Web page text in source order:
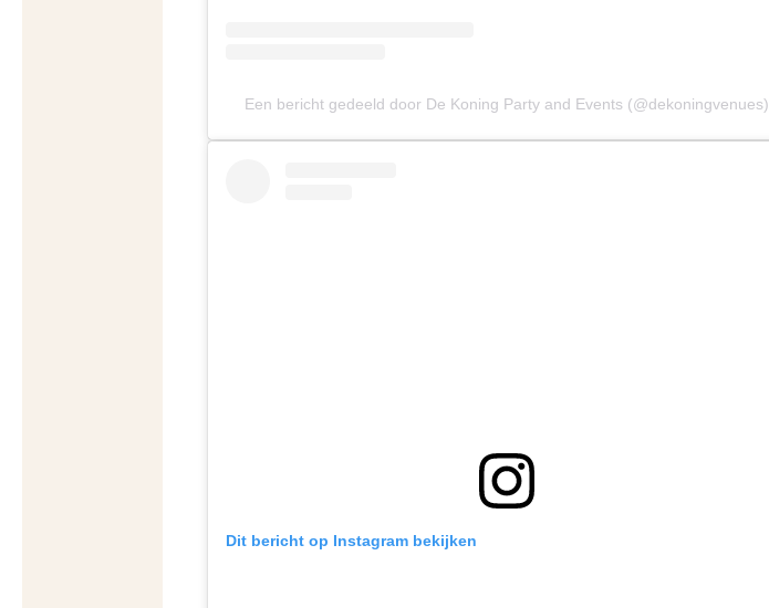
Een bericht gedeeld door De Koning Party and Events (@dekoningvenues)
Dit bericht op Instagram bekijken